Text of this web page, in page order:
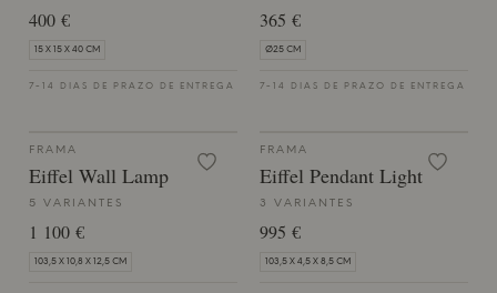
400 €
15 X 15 X 40 CM
7-14 DIAS DE PRAZO DE ENTREGA
365 €
Ø25 CM
7-14 DIAS DE PRAZO DE ENTREGA
FRAMA
Eiffel Wall Lamp
5 VARIANTES
1 100 €
103,5 X 10,8 X 12,5 CM
FRAMA
Eiffel Pendant Light
3 VARIANTES
995 €
103,5 X 4,5 X 8,5 CM